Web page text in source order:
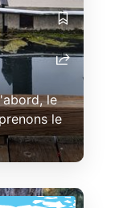
le
le